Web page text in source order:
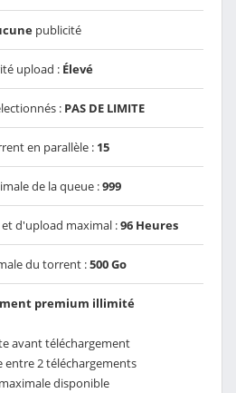
publicité
upload : Élevé
: PAS DE LIMITE
en parallèle : 15
de la queue :999
d'upload maximal :96 Heures
du torrent :500 Go
premium illimité
avant téléchargement
entre 2 téléchargements
disponible